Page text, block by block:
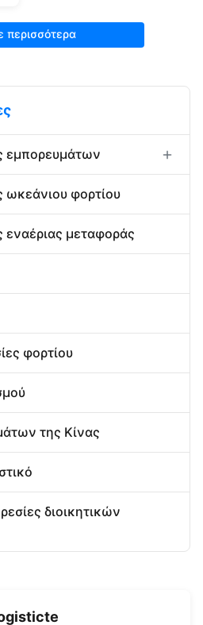
περισσότερα
εμπορευμάτων
αποστολέων
αποστολέας
της Κίνας
ωκεάνιου φορτίου
εναέριας μεταφοράς
φορτίου
της Κίνας
διοικητικών